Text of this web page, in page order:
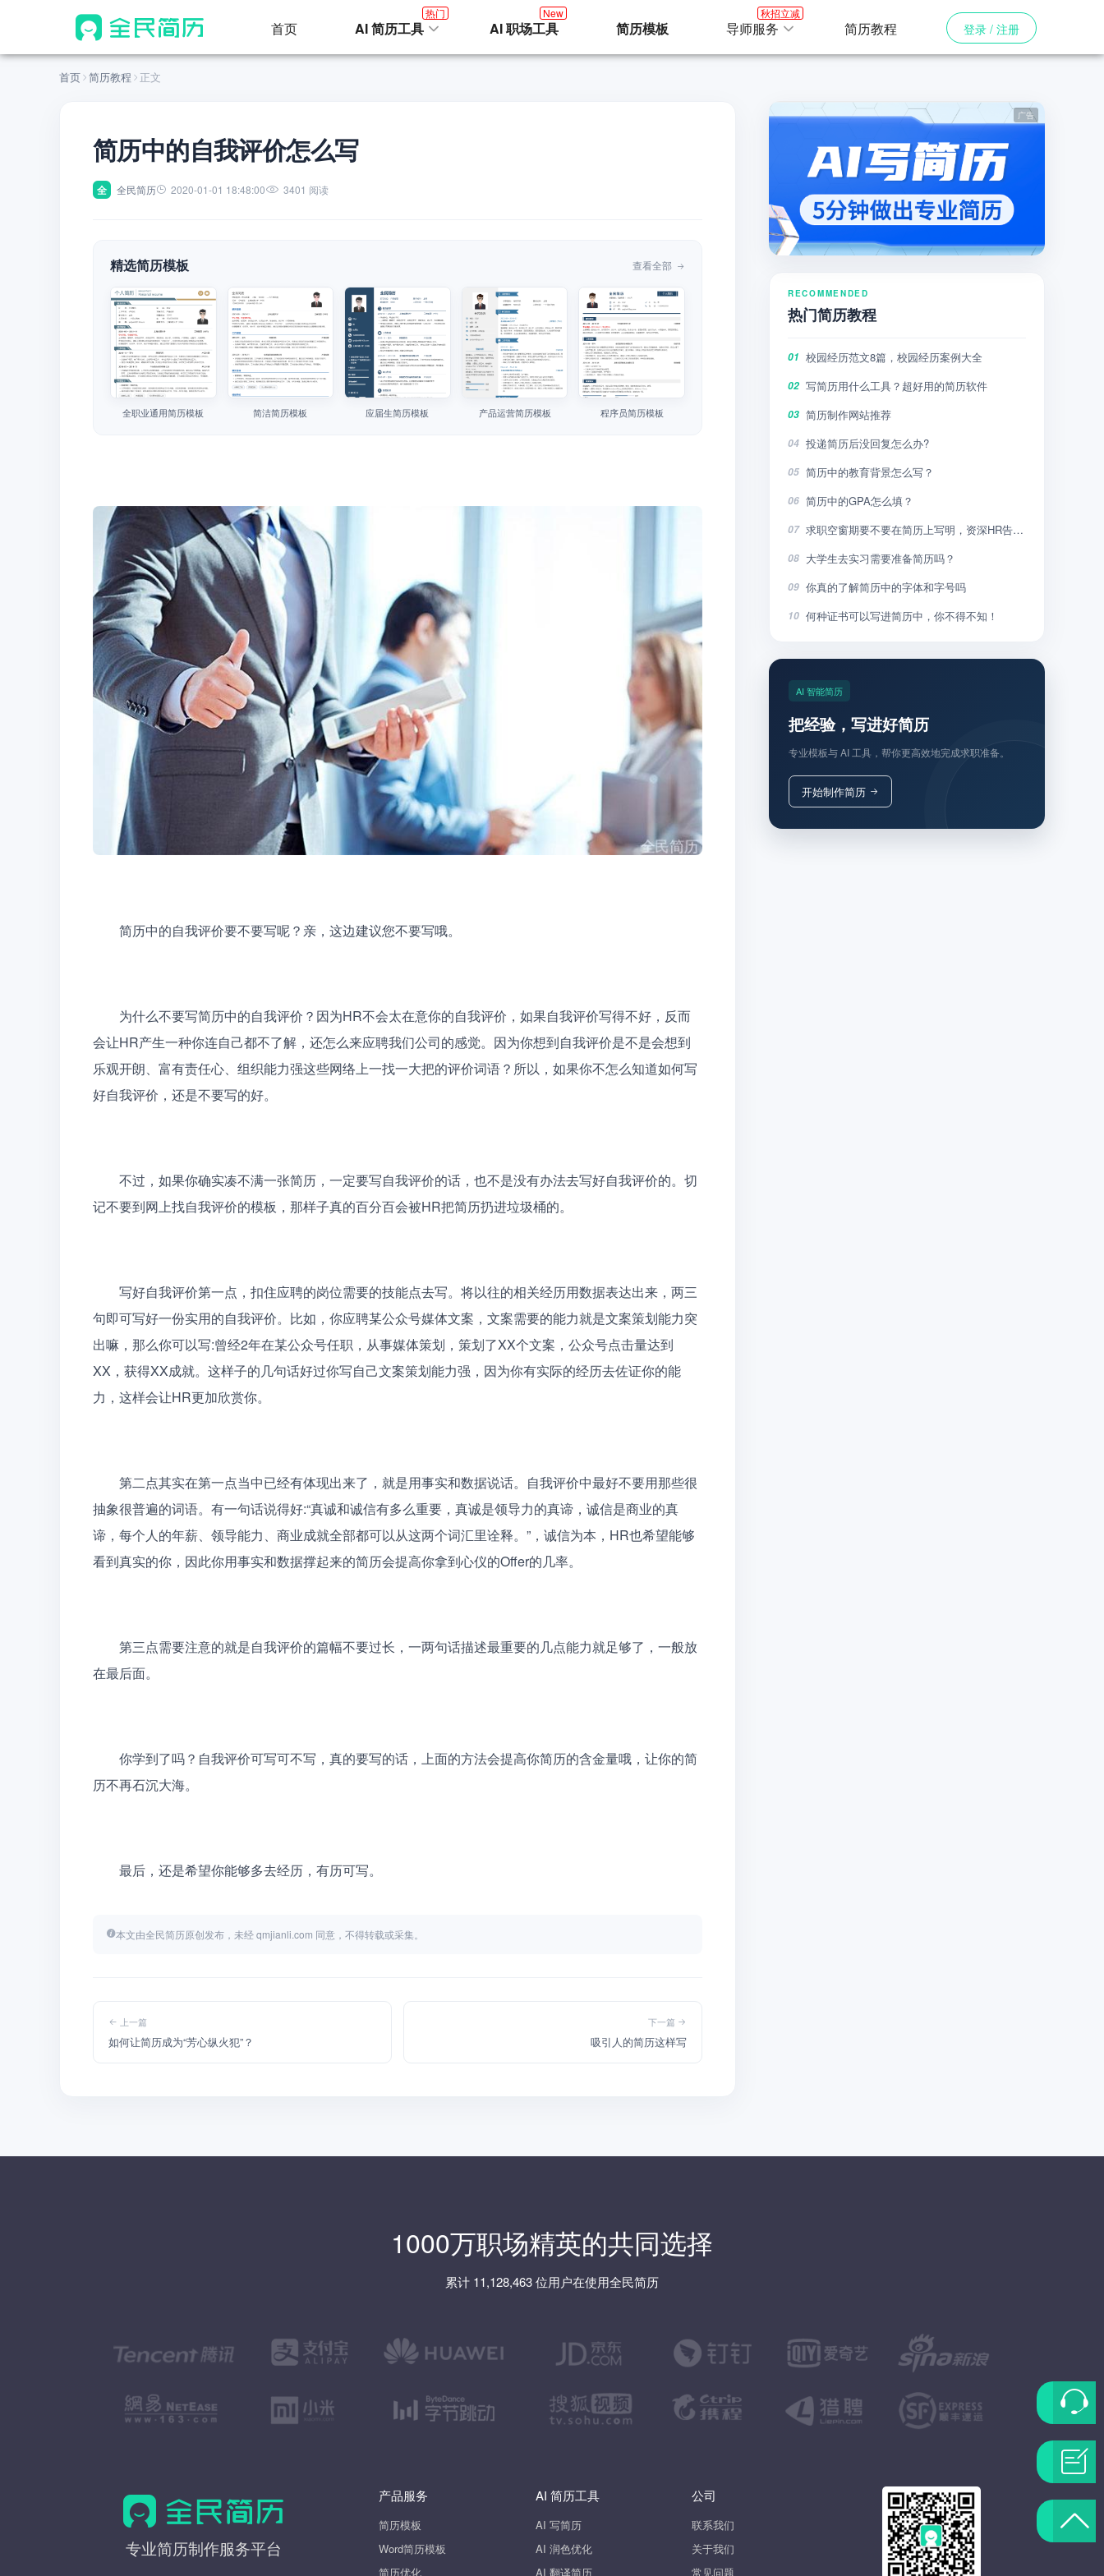
首页 AI 简历工具
热门
AI 职场工具
New
简历模板 导师服务
秋招立减
简历教程 登录 / 注册
首页 简历教程 正文
简历中的自我评价怎么写
全 全民简历 2020-01-01 18:48:00 3401 阅读
精选简历模板 查看全部
全职业通用简历模板 简洁简历模板 应届生简历模板 产品运营简历模板 程序员简历模板
简历中的自我评价要不要写呢？亲，这边建议您不要写哦。
为什么不要写简历中的自我评价？因为HR不会太在意你的自我评价，如果自我评价写得不好，反而
会让HR产生一种你连自己都不了解，还怎么来应聘我们公司的感觉。因为你想到自我评价是不是会想到
乐观开朗、富有责任心、组织能力强这些网络上一找一大把的评价词语？所以，如果你不怎么知道如何写
好自我评价，还是不要写的好。
不过，如果你确实凑不满一张简历，一定要写自我评价的话，也不是没有办法去写好自我评价的。切
记不要到网上找自我评价的模板，那样子真的百分百会被HR把简历扔进垃圾桶的。
写好自我评价第一点，扣住应聘的岗位需要的技能点去写。将以往的相关经历用数据表达出来，两三
句即可写好一份实用的自我评价。比如，你应聘某公众号媒体文案，文案需要的能力就是文案策划能力突
出嘛，那么你可以写:曾经2年在某公众号任职，从事媒体策划，策划了XX个文案，公众号点击量达到
XX，获得XX成就。这样子的几句话好过你写自己文案策划能力强，因为你有实际的经历去佐证你的能
力，这样会让HR更加欣赏你。
第二点其实在第一点当中已经有体现出来了，就是用事实和数据说话。自我评价中最好不要用那些很
抽象很普遍的词语。有一句话说得好:“真诚和诚信有多么重要，真诚是领导力的真谛，诚信是商业的真
谛，每个人的年薪、领导能力、商业成就全部都可以从这两个词汇里诠释。”，诚信为本，HR也希望能够
看到真实的你，因此你用事实和数据撑起来的简历会提高你拿到心仪的Offer的几率。
第三点需要注意的就是自我评价的篇幅不要过长，一两句话描述最重要的几点能力就足够了，一般放
在最后面。
你学到了吗？自我评价可写可不写，真的要写的话，上面的方法会提高你简历的含金量哦，让你的简
历不再石沉大海。
最后，还是希望你能够多去经历，有历可写。
本文由全民简历原创发布，未经 qmjianli.com 同意，不得转载或采集。
上一篇
如何让简历成为“芳心纵火犯”？
下一篇
吸引人的简历这样写
RECOMMENDED
热门简历教程
01 校园经历范文8篇，校园经历案例大全
02 写简历用什么工具？超好用的简历软件
03 简历制作网站推荐
04 投递简历后没回复怎么办?
05 简历中的教育背景怎么写？
06 简历中的GPA怎么填？
07 求职空窗期要不要在简历上写明，资深HR告诉你
08 大学生去实习需要准备简历吗？
09 你真的了解简历中的字体和字号吗
10 何种证书可以写进简历中，你不得不知！
AI 智能简历
把经验，写进好简历
专业模板与 AI 工具，帮你更高效地完成求职准备。
开始制作简历
1000万职场精英的共同选择
累计 11,128,463 位用户在使用全民简历
全
专业简历制作服务平台
产品服务
简历模板
Word简历模板
简历优化
AI 简历工具
AI 写简历
AI 润色优化
AI 翻译简历
公司
联系我们
关于我们
常见问题
联
系
客
服
题
反
返